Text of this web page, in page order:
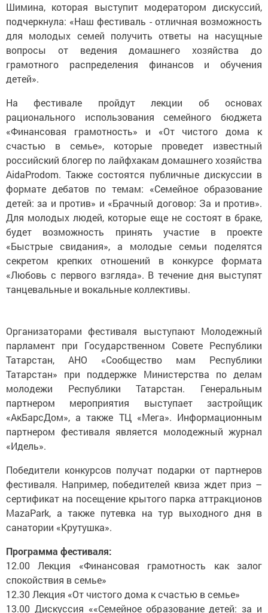
Шимина, которая выступит модератором дискуссий,
подчеркнула: «Наш фестиваль - отличная возможность
для молодых семей получить ответы на насущные
вопросы от ведения домашнего хозяйства до
грамотного распределения финансов и обучения
детей».
На фестивале пройдут лекции об основах
рационального использования семейного бюджета
«Финансовая грамотность» и «От чистого дома к
счастью в семье», которые проведет известный
российский блогер по лайфхакам домашнего хозяйства
AidaProdom. Также состоятся публичные дискуссии в
формате дебатов по темам: «Семейное образование
детей: за и против» и «Брачный договор: За и против».
Для молодых людей, которые еще не состоят в браке,
будет возможность принять участие в проекте
«Быстрые свидания», а молодые семьи поделятся
секретом крепких отношений в конкурсе формата
«Любовь с первого взгляда». В течение дня выступят
танцевальные и вокальные коллективы.
Организаторами фестиваля выступают Молодежный
парламент при Государственном Совете Республики
Татарстан, АНО «Сообщество мам Республики
Татарстан» при поддержке Министерства по делам
молодежи Республики Татарстан. Генеральным
партнером мероприятия выступает застройщик
«АкБарсДом», а также ТЦ «Мега». Информационным
партнером фестиваля является молодежный журнал
«Идель».
Победители конкурсов получат подарки от партнеров
фестиваля. Например, победителей квиза ждет приз –
сертификат на посещение крытого парка аттракционов
MazaPark, а также путевка на тур выходного дня в
санатории «Крутушка».
Программа фестиваля:
12.00 Лекция «Финансовая грамотность как залог
спокойствия в семье»
12.30 Лекция «От чистого дома к счастью в семье»
13.00 Дискуссия ««Семейное образование детей: за и